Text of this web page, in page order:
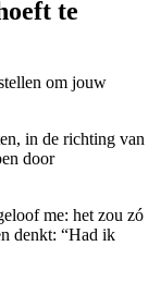
te
om jouw
in de richting van
door
me: het zou zó
denkt: “Had ik